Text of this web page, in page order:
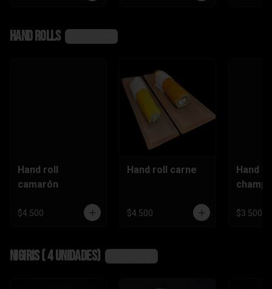
Hand rolls
Hand roll
camarón
$4.500
Hand roll carne
$4.500
Hand
$3.500
Nigiris ( 4 unidades)